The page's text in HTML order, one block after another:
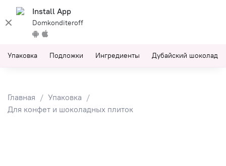
Install App
Domkonditeroff
Упаковка Подложки Ингредиенты Дубайский шоколад
Главная
Упаковка
Для конфет и шоколадных плиток